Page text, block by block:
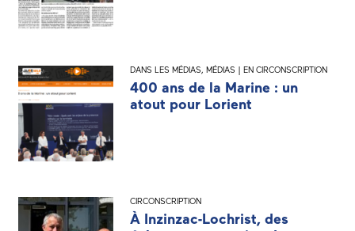
DANS LES MÉDIAS, MÉDIAS | EN CIRCONSCRIPTION
400 ans de la Marine : un
atout pour Lorient
CIRCONSCRIPTION
À Inzinzac-Lochrist, des